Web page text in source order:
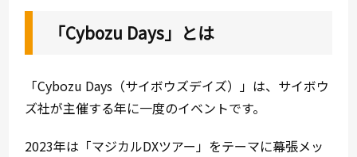
「Cybozu Days」とは
「Cybozu Days（サイボウズデイズ）」は、サイボウ
ズ社が主催する年に一度のイベントです。
2023年は「マジカルDXツアー」をテーマに幕張メッ